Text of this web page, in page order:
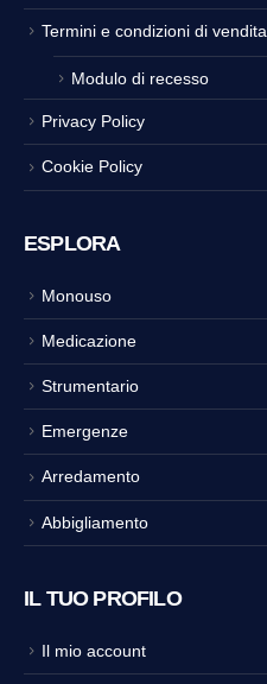
Termini e condizioni di vendita
Modulo di recesso
Privacy Policy
Cookie Policy
ESPLORA
Monouso
Medicazione
Strumentario
Emergenze
Arredamento
Abbigliamento
IL TUO PROFILO
Il mio account